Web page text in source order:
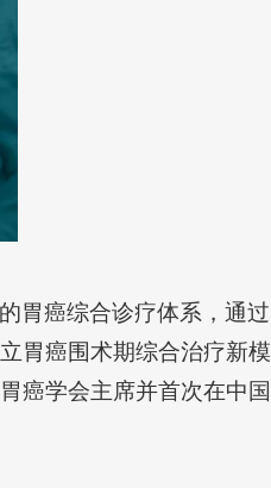
胃癌综合诊疗体系，通过
胃癌围术期综合治疗新模
癌学会主席并首次在中国